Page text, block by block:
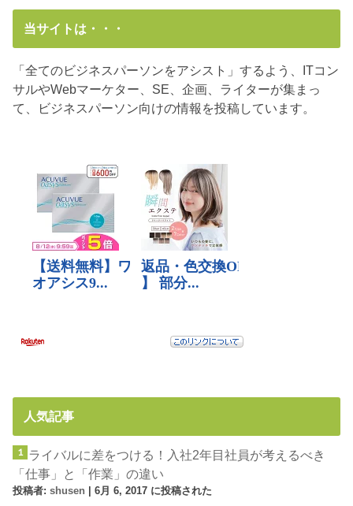
当サイトは・・・
「全てのビジネスパーソンをアシスト」するよう、ITコン
サルやWebマーケター、SE、企画、ライターが集まっ
て、ビジネスパーソン向けの情報を投稿しています。
人気記事
ライバルに差をつける！入社2年目社員が考えるべき
「仕事」と「作業」の違い
投稿者:shusen |6月 6, 2017 に投稿された